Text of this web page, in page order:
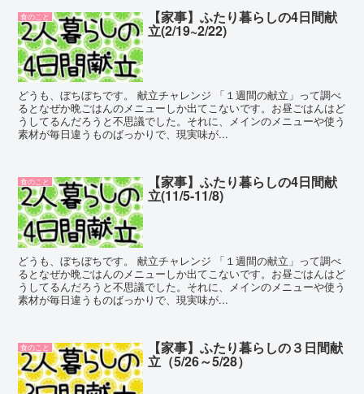
食のこと 【家事】ふたり暮らしの4日間献
立(2/19~2/22)
どうも、ぼちぼちです。 献立チャレンジ 「１週間の献立」って調べ
るとなぜか晩ごはんのメニューしか出てこないです。お昼ごはんはど
うしてるんだろうと不思議でした。それに、メインのメニューや使う
素材が毎日違うものばっかりで、現実味が...
食のこと 【家事】ふたり暮らしの4日間献
立(11/5-11/8)
どうも、ぼちぼちです。 献立チャレンジ 「１週間の献立」って調べ
るとなぜか晩ごはんのメニューしか出てこないです。お昼ごはんはど
うしてるんだろうと不思議でした。それに、メインのメニューや使う
素材が毎日違うものばっかりで、現実味が...
食のこと 【家事】ふたり暮らしの３日間献
立（5/26～5/28）